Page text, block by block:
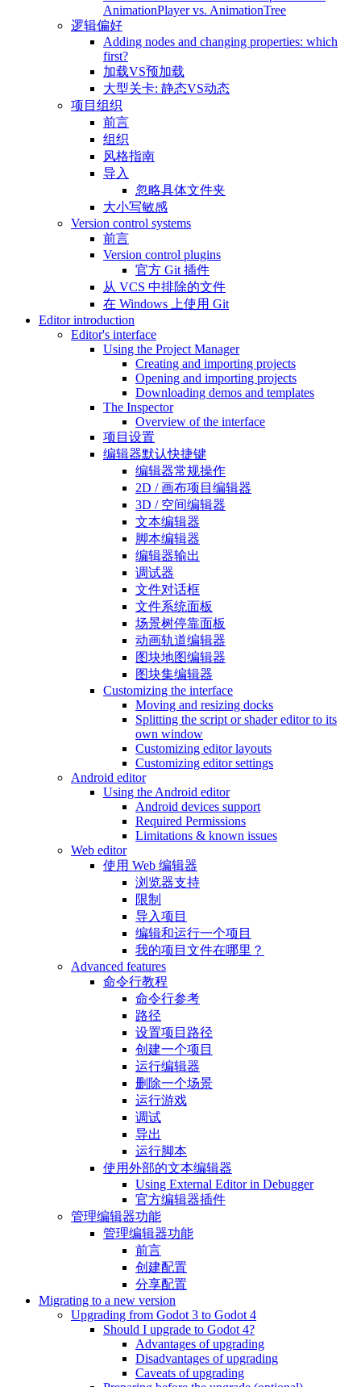
AnimationPlayer vs. AnimationTree
逻辑偏好
Adding nodes and changing properties: which
first?
加载VS预加载
大型关卡: 静态VS动态
项目组织
前言
组织
风格指南
导入
忽略具体文件夹
大小写敏感
Version control systems
前言
Version control plugins
官方 Git 插件
从 VCS 中排除的文件
在 Windows 上使用 Git
Editor introduction
Editor's interface
Using the Project Manager
Creating and importing projects
Opening and importing projects
Downloading demos and templates
The Inspector
Overview of the interface
项目设置
编辑器默认快捷键
编辑器常规操作
2D / 画布项目编辑器
3D / 空间编辑器
文本编辑器
脚本编辑器
编辑器输出
调试器
文件对话框
文件系统面板
场景树停靠面板
动画轨道编辑器
图块地图编辑器
图块集编辑器
Customizing the interface
Moving and resizing docks
Splitting the script or shader editor to its
own window
Customizing editor layouts
Customizing editor settings
Android editor
Using the Android editor
Android devices support
Required Permissions
Limitations & known issues
Web editor
使用 Web 编辑器
浏览器支持
限制
导入项目
编辑和运行一个项目
我的项目文件在哪里？
Advanced features
命令行教程
命令行参考
路径
设置项目路径
创建一个项目
运行编辑器
删除一个场景
运行游戏
调试
导出
运行脚本
使用外部的文本编辑器
Using External Editor in Debugger
官方编辑器插件
管理编辑器功能
管理编辑器功能
前言
创建配置
分享配置
Migrating to a new version
Upgrading from Godot 3 to Godot 4
Should I upgrade to Godot 4?
Advantages of upgrading
Disadvantages of upgrading
Caveats of upgrading